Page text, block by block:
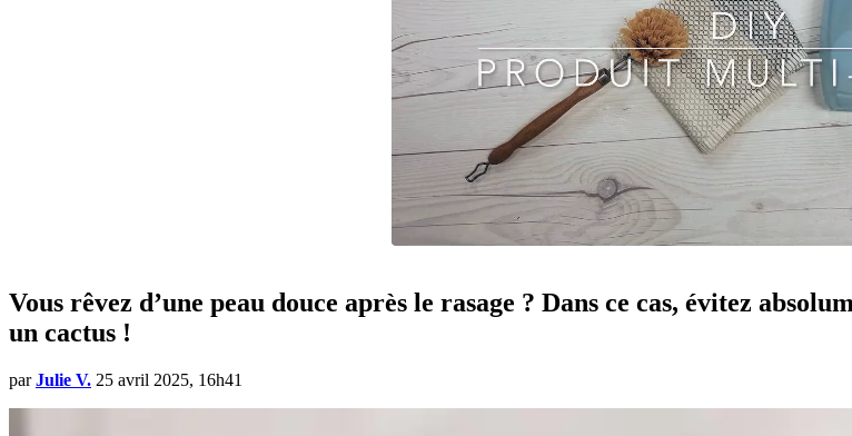
Vous rêvez d’une peau douce après le rasage ? Dans ce cas, évitez
un cactus !
par Julie V. 25 avril 2025, 16h41